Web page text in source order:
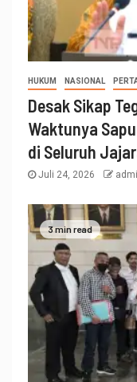
HUKUM NASIONAL
Desak Sikap
Waktunya
di Seluruh
Juli 24, 2026
3 min read